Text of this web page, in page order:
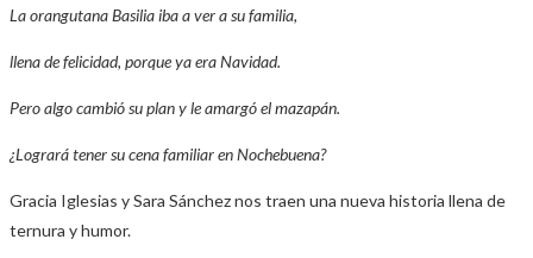
La orangutana Basilia iba a ver a su familia,
llena de felicidad, porque ya era Navidad.
Pero algo cambió su plan y le amargó el mazapán.
¿Logrará tener su cena familiar en Nochebuena?
Gracia Iglesias y Sara Sánchez nos traen una nueva historia llena de
ternura y humor.